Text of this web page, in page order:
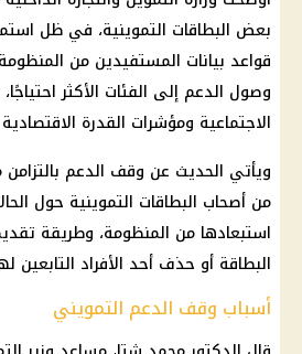
بعض البطاقات التموينية، في ظل
قواعد بيانات المستفيدين من
وصول الدعم إلى الفئات الأكثر
الاجتماعية ومؤشرات القدرة
ويأتي الحديث عن وقف الدعم
من أصحاب البطاقات التموينية حول
استبعادها من المنظومة، وطريقة
البطاقة أو حذف أحد الأفراد التابعين
أسباب وقف الدعم التمويني